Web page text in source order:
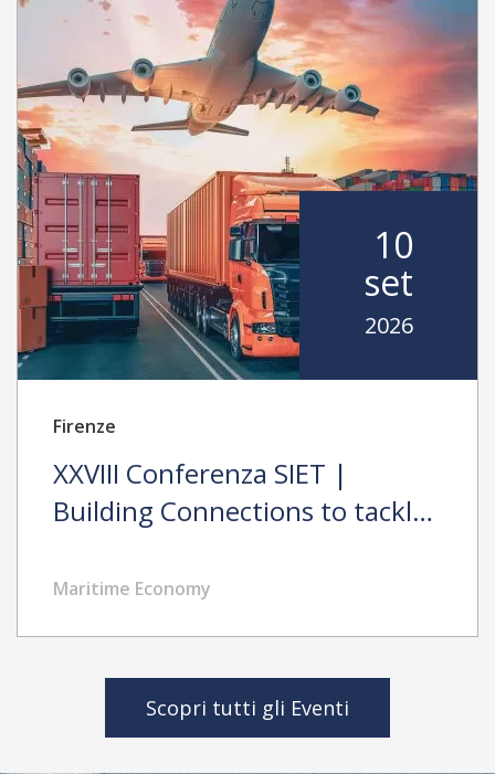
10
set
2026
Firenze
XXVIII Conferenza SIET |
Building Connections to tackle
Challenges, and Inequality
Maritime Economy
Scopri tutti gli Eventi